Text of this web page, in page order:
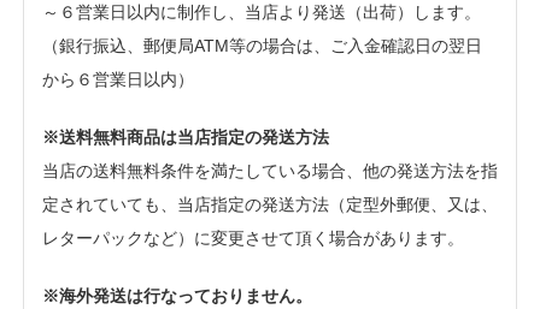
～６営業日以内に制作し、当店より発送（出荷）します。
（銀行振込、郵便局ATM等の場合は、ご入金確認日の翌日
から６営業日以内）
※送料無料商品は当店指定の発送方法
当店の送料無料条件を満たしている場合、他の発送方法を指
定されていても、当店指定の発送方法（定型外郵便、又は、
レターパックなど）に変更させて頂く場合があります。
※海外発送は行なっておりません。